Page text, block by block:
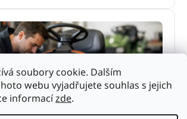
soubory cookie. Dalším
webu vyjadřujete souhlas s jejich
informacízde.